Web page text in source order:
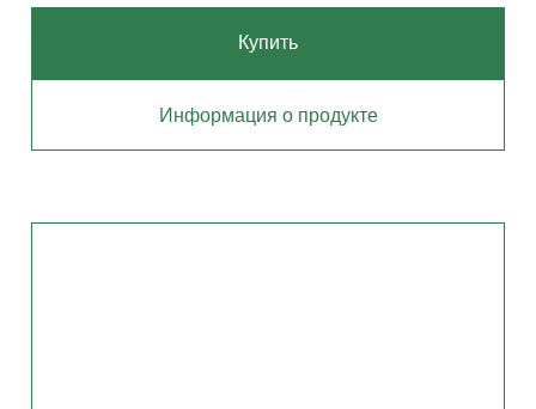
Купить
Информация о продукте